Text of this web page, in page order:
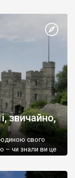
звичайно,
свого
– чи знали ви це